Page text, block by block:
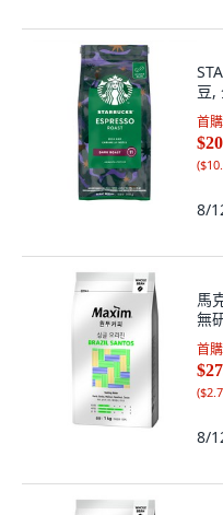
豆,
首
(
8/
馬
無
首
(
8/